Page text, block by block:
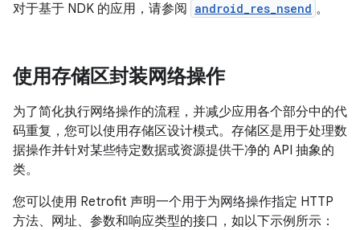
对于基于 NDK 的应用，请参阅
android_res_nsend 。
使用存储区封装网络操作
为了简化执行网络操作的流程，并减少应用各个部分中的代
码重复，您可以使用存储区设计模式。存储区是用于处理数
据操作并针对某些特定数据或资源提供干净的 API 抽象的
类。
您可以使用 Retrofit 声明一个用于为网络操作指定 HTTP
方法、网址、参数和响应类型的接口，如以下示例所示：